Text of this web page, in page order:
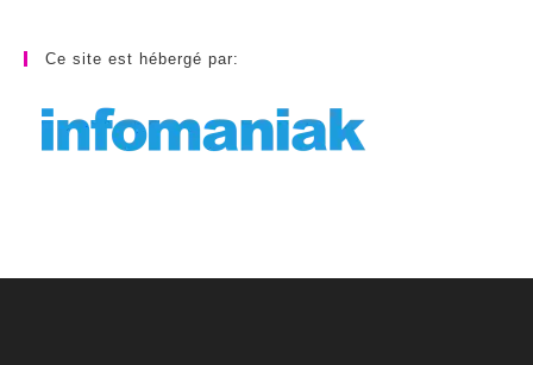
Ce site est hébergé par: